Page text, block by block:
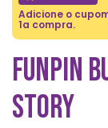
Adicione o
1a compra.
FUNPIN
STORY